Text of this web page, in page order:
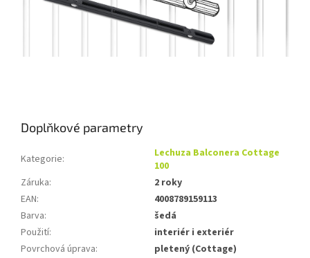
Doplňkové parametry
Kategorie:
Lechuza Balconera Cottage
100
Záruka:
2 roky
EAN:
4008789159113
Barva:
šedá
Použití:
interiér i exteriér
Povrchová úprava:
pletený (Cottage)